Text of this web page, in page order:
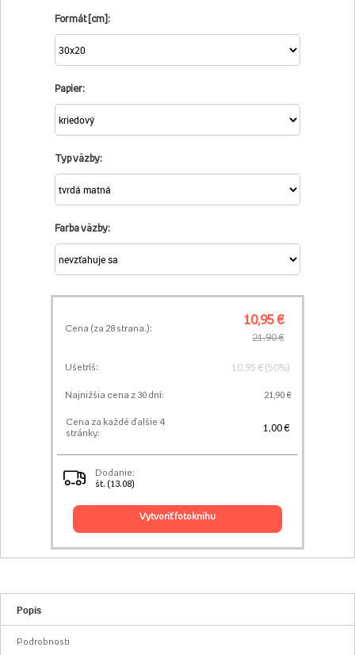
Formát [cm]:
Papier:
Typ väzby:
Farba väzby:
Cena (za 28 strana.):
10,95 €
21,90 €
Ušetríš: 10,95 € (50%)
Najnižšia cena z 30 dní: 21,90 €
Cena za každé ďalšie 4
stránky:
1,00 €
Dodanie:
št. (13.08)
vytvoriť fotoknihu
Popis
Podrobnosti